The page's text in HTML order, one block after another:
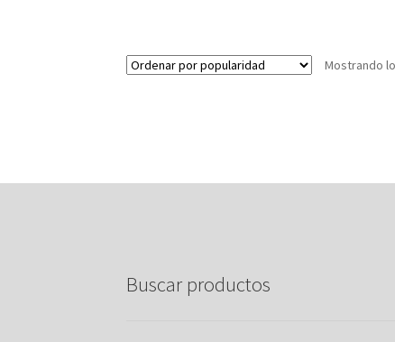
Mostrando
Buscar productos